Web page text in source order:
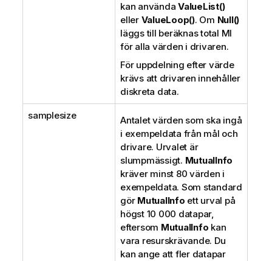
kan använda ValueList()
eller ValueLoop(). Om Null()
läggs till beräknas total MI
för alla värden i drivaren.
För uppdelning efter värde
krävs att drivaren innehåller
diskreta data.
samplesize
Antalet värden som ska ingå
i exempeldata från mål och
drivare. Urvalet är
slumpmässigt. MutualInfo
kräver minst 80 värden i
exempeldata. Som standard
gör MutualInfo ett urval på
högst 10 000 datapar,
eftersom MutualInfo kan
vara resurskrävande. Du
kan ange att fler datapar